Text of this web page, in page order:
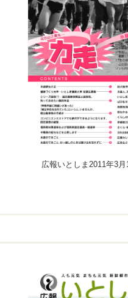
広報いとしま2011年3月